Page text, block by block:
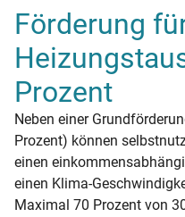
Förderung
Prozent
Neben einer
Prozent) können
einen
einen Klima-
Maximal 70 Prozent von